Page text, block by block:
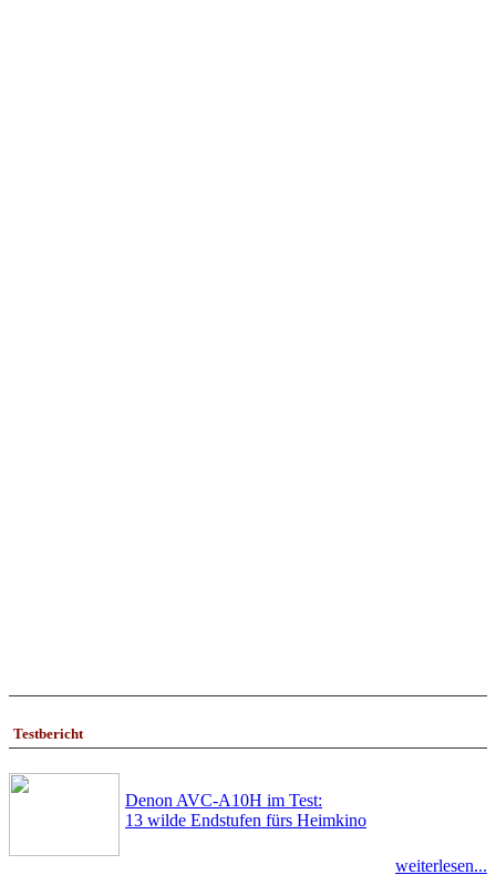
Testbericht
Denon AVC-A10H im Test:
13 wilde Endstufen fürs Heimkino
weiterlesen...